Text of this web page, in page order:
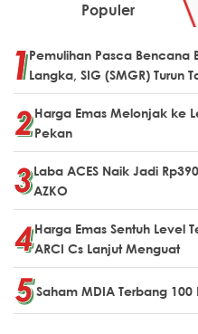
Populer
Pemulihan Pasca Bencana
Langka, SIG (SMGR) Turun
Harga Emas Melonjak ke
Pekan
Laba ACES Naik Jadi
AZKO
Harga Emas Sentuh Level
ARCI Cs Lanjut Menguat
Saham MDIA Terbang